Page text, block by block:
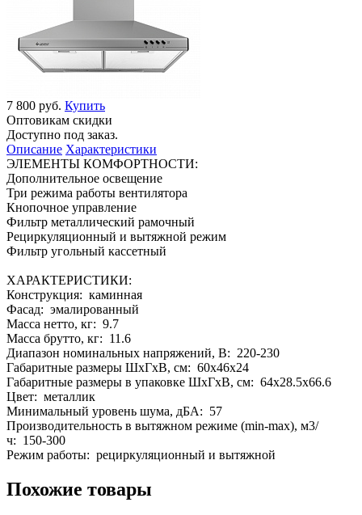
7 800 руб. Купить
Оптовикам скидки
Доступно под заказ.
Описание Характеристики
ЭЛЕМЕНТЫ КОМФОРТНОСТИ:
Дополнительное освещение
Три режима работы вентилятора
Кнопочное управление
Фильтр металлический рамочный
Рециркуляционный и вытяжной режим
Фильтр угольный кассетный
ХАРАКТЕРИСТИКИ:
Конструкция: каминная
Фасад: эмалированный
Масса нетто, кг: 9.7
Масса брутто, кг: 11.6
Диапазон номинальных напряжений, В: 220-230
Габаритные размеры ШхГхВ, см: 60x46x24
Габаритные размеры в упаковке ШхГхВ, см: 64x28.5x66.6
Цвет: металлик
Минимальный уровень шума, дБА: 57
Производительность в вытяжном режиме (min-max), м3/
ч: 150-300
Режим работы: рециркуляционный и вытяжной
Похожие товары